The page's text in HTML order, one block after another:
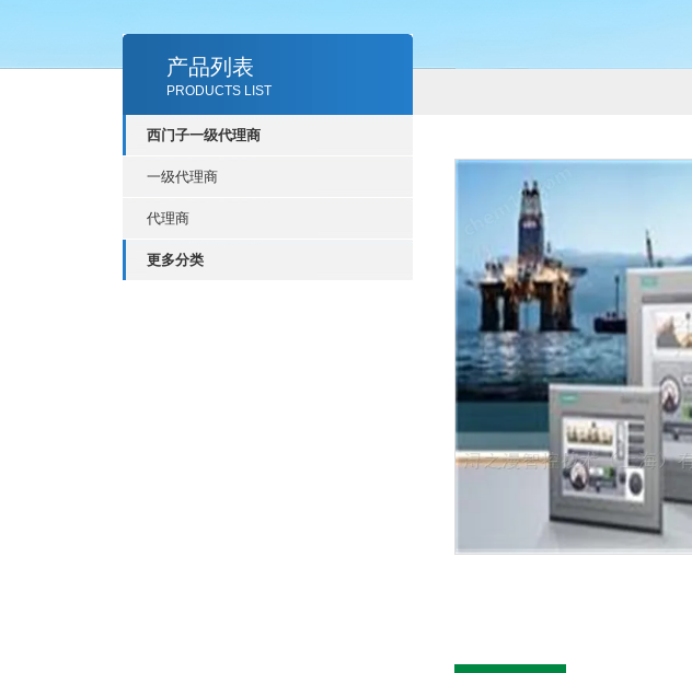
产品列表
PRODUCTS LIST
西门子一级代理商
一级代理商
代理商
更多分类